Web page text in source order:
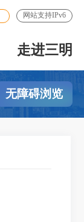
网站支持IPv6
走进三明
无障碍浏览